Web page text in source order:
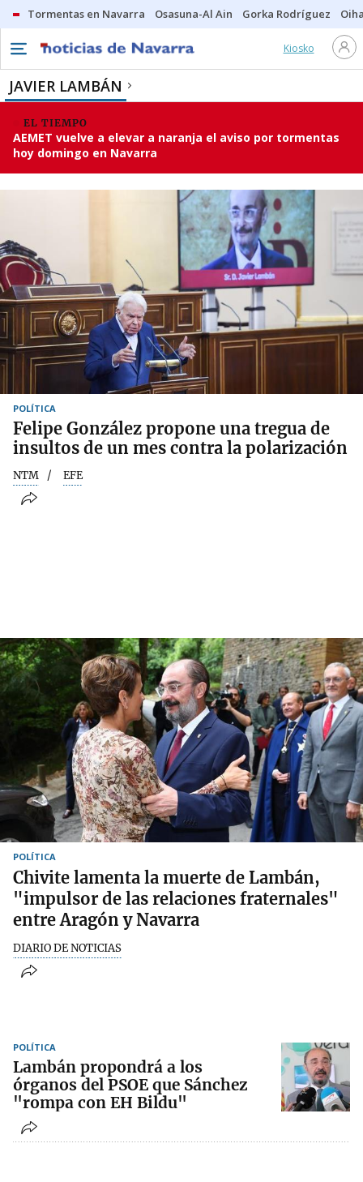
Tormentas en Navarra Osasuna-Al Ain Gorka Rodríguez
Kiosko
JAVIER LAMBÁN
EL TIEMPO
AEMET vuelve a elevar a naranja el aviso por tormentas
hoy domingo en Navarra
POLÍTICA
Felipe González propone una tregua de
insultos de un mes contra la polarización
NTM EFE
POLÍTICA
Chivite lamenta la muerte de Lambán,
"impulsor de las relaciones fraternales"
entre Aragón y Navarra
DIARIO DE NOTICIAS
POLÍTICA
Lambán propondrá a los
órganos del PSOE que Sánchez
"rompa con EH Bildu"